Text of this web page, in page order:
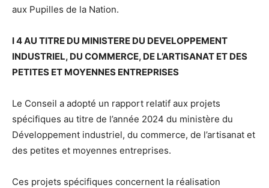
aux Pupilles de la Nation.
I 4 AU TITRE DU MINISTERE DU DEVELOPPEMENT
INDUSTRIEL, DU COMMERCE, DE L’ARTISANAT ET DES
PETITES ET MOYENNES ENTREPRISES
Le Conseil a adopté un rapport relatif aux projets
spécifiques au titre de l’année 2024 du ministère du
Développement industriel, du commerce, de l’artisanat et
des petites et moyennes entreprises.
Ces projets spécifiques concernent la réalisation